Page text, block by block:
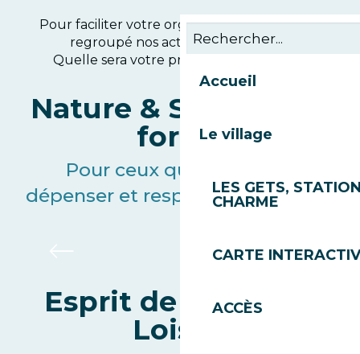
Accueil
Le village
LES GETS,
CHARME
CARTE
ACCÈS
Pour faciliter votre organisation, nous avons
regroupé nos activités par univers.
Quelle sera votre prochaine aventure ?
Nature & Sensations
fortes
Pour ceux qui veulent se
dépenser et respirer le grand air :
Venez rouler sur le plus grand BikePark
Esprit de Village &
Loisirs